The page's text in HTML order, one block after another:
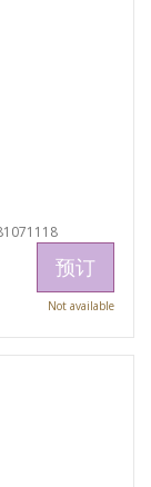
预订
Not available